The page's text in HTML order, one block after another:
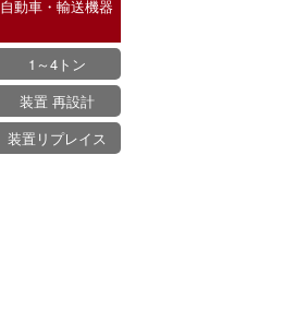
自動車・輸送機器
1～4トン
装置 再設計
装置リプレイス